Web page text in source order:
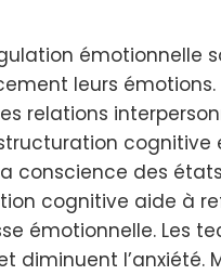
émotionnelle
leurs
relations
cognitive
conscience des
cognitive aide à
émotionnelle. Les
diminuent